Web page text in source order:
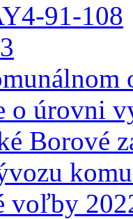
91-108
o úrovni
Borové
voľby